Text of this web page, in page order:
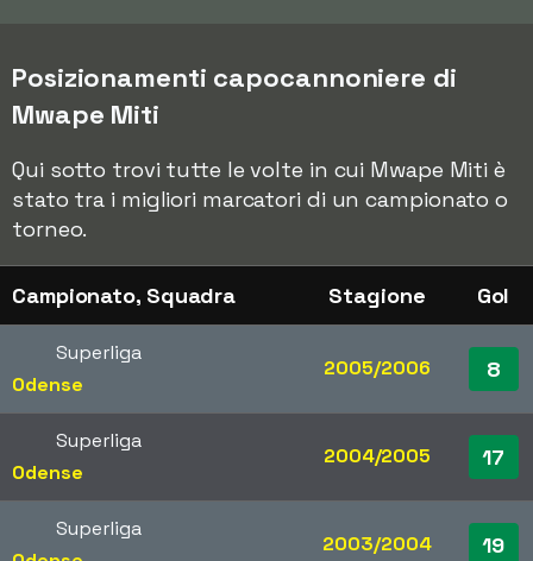
Posizionamenti capocannoniere di
Mwape Miti
Qui sotto trovi tutte le volte in cui Mwape Miti è
stato tra i migliori marcatori di un campionato o
torneo.
Campionato, Squadra Stagione Gol
Superliga
Odense
2005/2006 8
Superliga
Odense
2004/2005 17
Superliga
2003/2004 19